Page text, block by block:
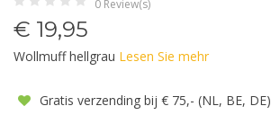
0 Review(s)
€ 19,95
Wollmuff hellgrau Lesen Sie mehr
Gratis verzending bij € 75,- (NL, BE, DE)